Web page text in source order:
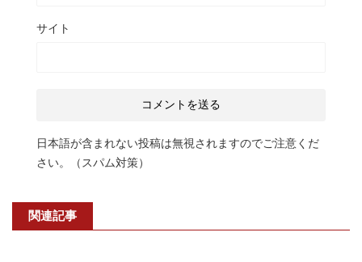
サイト
日本語が含まれない投稿は無視されますのでご注意くだ
さい。（スパム対策）
関連記事